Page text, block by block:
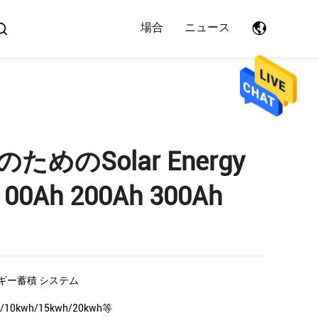
場合 ニュース
ためのSolar Energy
200Ah 300Ah
ー蓄積 システム
10kwh/15kwh/20kwh等